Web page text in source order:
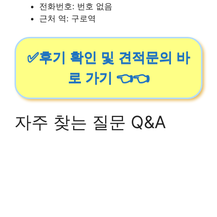
전화번호: 번호 없음
근처 역: 구로역
✅후기 확인 및 견적문의 바
로 가기 👈👈
자주 찾는 질문 Q&A